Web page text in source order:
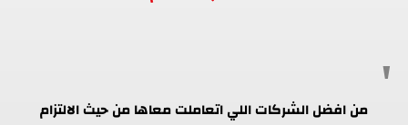
من افضل الشركات اللي اتعاملت معاها من حيث الالتزام